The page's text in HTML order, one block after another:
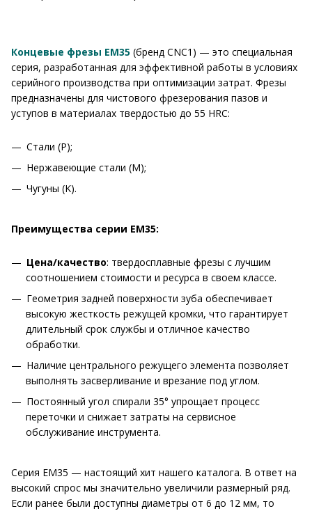
Концевые фрезы EM35 (бренд CNC1) — это специальная
серия, разработанная для эффективной работы в условиях
серийного производства при оптимизации затрат. Фрезы
предназначены для чистового фрезерования пазов и
уступов в материалах твердостью до 55 HRC:
Стали (P);
Нержавеющие стали (M);
Чугуны (K).
Преимущества серии EM35:
Цена/качество: твердосплавные фрезы с лучшим
соотношением стоимости и ресурса в своем классе.
Геометрия задней поверхности зуба обеспечивает
высокую жесткость режущей кромки, что гарантирует
длительный срок службы и отличное качество
обработки.
Наличие центрального режущего элемента позволяет
выполнять засверливание и врезание под углом.
Постоянный угол спирали 35° упрощает процесс
переточки и снижает затраты на сервисное
обслуживание инструмента.
Серия EM35 — настоящий хит нашего каталога. В ответ на
высокий спрос мы значительно увеличили размерный ряд.
Если ранее были доступны диаметры от 6 до 12 мм, то